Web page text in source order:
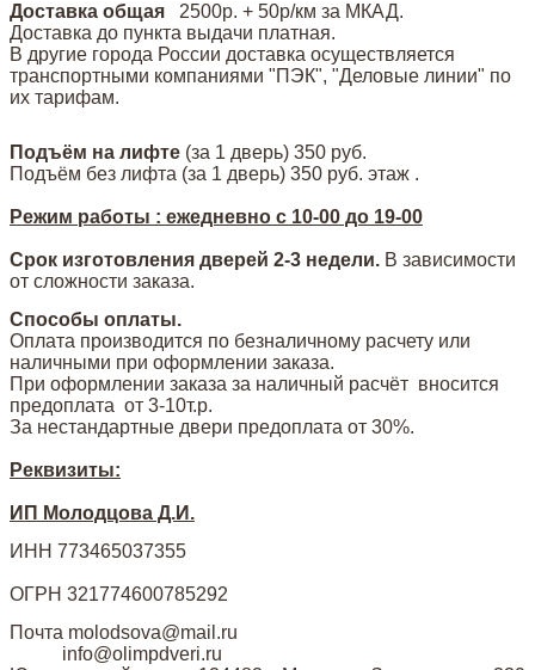
Доставка общая
2500р. + 50р/км за МКАД.
Доставка до пункта выдачи платная.
В другие города России доставка осуществляется
транспортными компаниями "ПЭК", "Деловые линии" по
их тарифам.
Подъём на лифте (за 1 дверь) 350 руб.
Подъём без лифта (за 1 дверь) 350 руб. этаж .
Режим работы : ежедневно с 10-00 до 19-00
Срок изготовления дверей 2-3 недели. В зависимости
от сложности заказа.
Способы оплаты.
Оплата производится по безналичному расчету или
наличными при оформлении заказа.
При оформлении заказа за наличный расчёт вносится
предоплата от 3-10т.р.
За нестандартные двери предоплата от 30%.
Реквизиты:
ИП Молодцова Д.И.
ИНН 773465037355
ОГРН 321774600785292
Почта molodsova@mail.ru
info@olimpdveri.ru